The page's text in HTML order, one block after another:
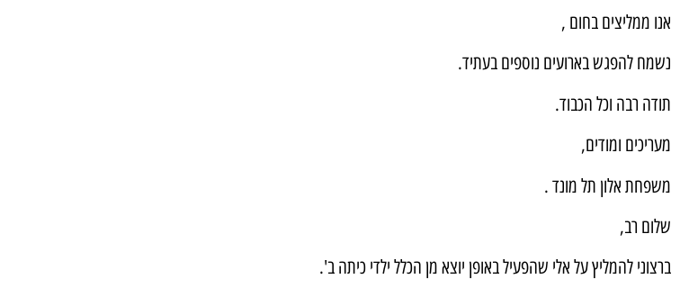
אנו ממליצים בחום ,
נשמח להפגש בארועים נוספים בעתיד.
תודה רבה וכל הכבוד.
מעריכים ומודים,
משפחת אלון תל מונד .
שלום רב,
ברצוני להמליץ על אלי שהפעיל באופן יוצא מן הכלל ילדי כיתה ב'.